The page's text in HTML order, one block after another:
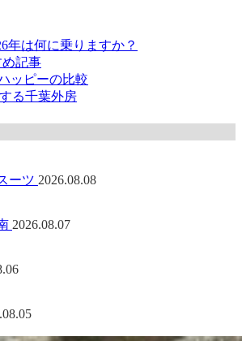
年は何に乗りますか？
め記事
ッピーの比較
る千葉外房
ーツ 2026.08.08
2026.08.07